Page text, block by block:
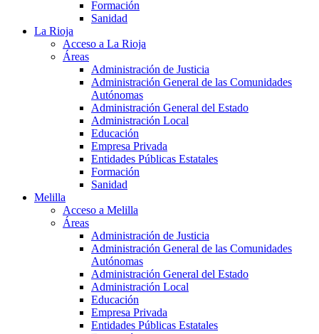
Formación
Sanidad
La Rioja
Acceso a La Rioja
Áreas
Administración de Justicia
Administración General de las Comunidades
Autónomas
Administración General del Estado
Administración Local
Educación
Empresa Privada
Entidades Públicas Estatales
Formación
Sanidad
Melilla
Acceso a Melilla
Áreas
Administración de Justicia
Administración General de las Comunidades
Autónomas
Administración General del Estado
Administración Local
Educación
Empresa Privada
Entidades Públicas Estatales